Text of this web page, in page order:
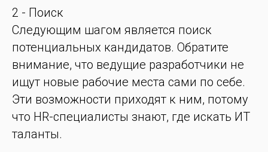
2 - Поиск
Следующим шагом является поиск
потенциальных кандидатов. Обратите
внимание, что ведущие разработчики не
ищут новые рабочие места сами по себе.
Эти возможности приходят к ним, потому
что HR-специалисты знают, где искать ИТ
таланты.